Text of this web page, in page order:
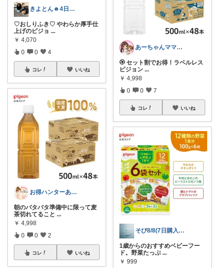
きよとん☻4日感謝プロフに♡
♡おしりふき♡ やわらか厚手仕
上げのピジョ ...
￥ 4,070
0 0 4
コレ いいね
お得ハンターあや🛒今日もお得日和🛒
朝のバタバタ準備中に限って麦
茶切れてること ...
￥ 4,998
0 0 2
コレ いいね
あーちゃんママ🐣朝コレ5時✨2y娘
🏵️ セット割でお得！ラベルレス
ピジョン ...
￥ 4,998
0 0 7
コレ いいね
そび8/8(7日購入感謝です末広がり㊗
1歳からのおすすめベビーフー
ド。野菜たっぷ ...
￥ 999